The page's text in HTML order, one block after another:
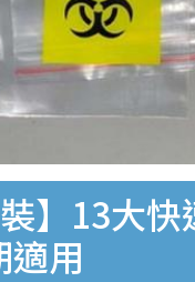
裝】13大
用